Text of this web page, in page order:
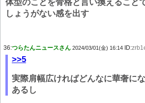
体型のことを骨格と言い換えること
しょうがない感を出す
36:つらたんニュースさん 2024/03/01(金) 16:14 ID:
>>5
実際肩幅広ければどんなに華奢に
あるし